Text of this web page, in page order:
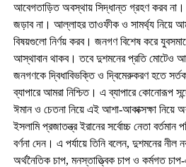
আবেগতাড়িত অবস্থায় সিদ্ধান্ত গ্রহণ করব না।
জড়াব না। আল্লাহর তাওফীক ও সামর্থ্য নিয়ে
বিষয়গুলো নির্ণয় করব। জনগণ বিশেষ করে
আস্থাবান থাকব। তবে দুশমনের প্রতি মোটেও
জনগণকে দ্বিধাবিভক্তি ও দ্বিমেরুকরণ হতে
ব্যাপারে আমরা নিশ্চিত। এ ব্যাপারে কোনোরূপ
ঈমান ও চেতনা নিয়ে এই আশা-আকাক্সক্ষা নিয়ে
ইসলামি প্রজাতন্ত্র ইরানের সর্বোচ্চ নেতা
বর্ণনা দেন। এ পর্যায়ে তিনি বলেন, দুশমনের নীল
অর্থনৈতিক চাপ, মনস্তাত্ত্বিক চাপ ও কর্মগত